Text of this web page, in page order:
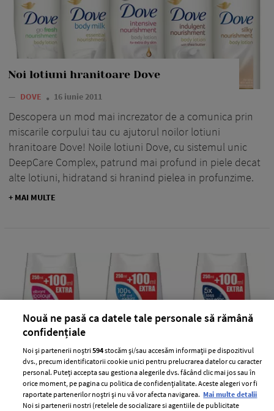
Noi lotiuni hranitoare Dove
— DOVE 16 iunie 2011
Descopera un mod mai increzator de a comunica prin
miscarile corpului tau cu ajutorul noilor lotiuni
hranitoare Dove! Noile lotiuni Dove, cu sistemul unic
DeepCare Complex, patrund mai profund in piele decat
alte lotiuni, hidratand si hranind pielea in profunzime.
+ MAI MULTE
Sampoanele Dove – cu 40% mai multa
hidratare si stralucire
Nouă ne pasă ca datele tale personale să rămână
confidențiale
Noi și partenerii noștri594stocăm și/sau accesăm informații pe dispozitivul
dvs., precum identificatorii cookie unici pentru prelucrarea datelor cu caracter
personal. Puteți accepta sau gestiona alegerile dvs. făcând clic mai jos sau în
orice moment, pe pagina cu politica de confidențialitate. Aceste alegeri vor fi
raportate partenerilor noștri și nu vă vor afecta navigarea. Mai multe detalii
Noi si partenerii nostri (retelele de socializare si agentiile de publicitate